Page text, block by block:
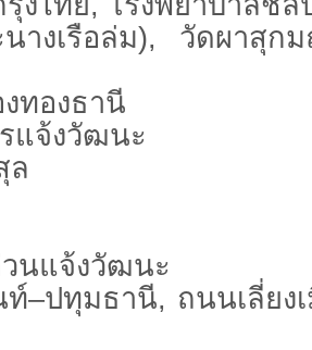
างเรือล่ม), วัดผาสุ
ทองธานี
แจ้งวัฒนะ
ล
นแจ้งวัฒนะ
–ปทุมธานี, ถนนเลี่ยง